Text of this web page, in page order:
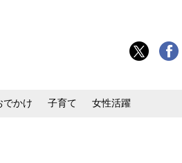
でかけ 子育て 女性活躍